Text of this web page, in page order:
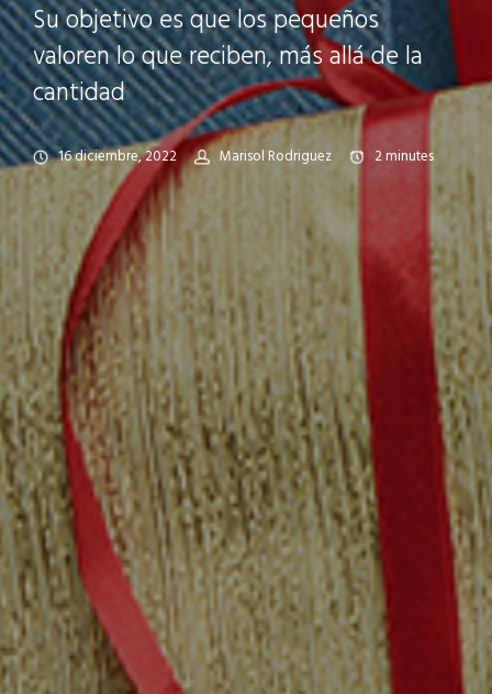
Su objetivo es que los pequeños
valoren lo que reciben, más allá de la
cantidad
16 diciembre, 2022 Marisol Rodriguez 2minutes